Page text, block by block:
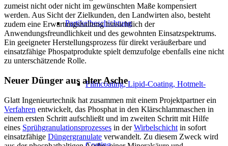
Partikelbeschichtung
Filmcoating, Lipid-Coating, Hotmelt-
zumeist nicht oder nicht im gewünschten Maße kompensiert
werden. Aus Sicht der Zielkunden, den Landwirten also, besteht
zudem eine Erwartungshaltung hinsichtlich der
Anwendungsfreundlichkeit und des gewohnten Einsatzspektrums.
Ein geeigneter Herstellungsprozess für direkt veräußerbare und
einsatzfähige Phospatprodukte spielt demzufolge ebenfalls eine nicht
zu unterschätzende Rolle.
Neuer Dünger aus alter Asche
Glatt Ingenieurtechnik hat zusammen mit einem Projektpartner ein
Verfahren entwickelt, das Phosphat in den Klärschlammaschen in
einem ersten Schritt aufschließt und im zweiten Schritt mit Hilfe
eines Sprühgranulationsprozesses in derWirbelschicht in sofort
einsatzfähige Düngergranulate verwandelt. Zu diesem Zweck wird